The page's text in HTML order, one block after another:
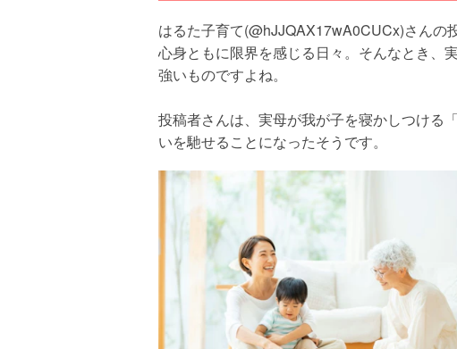
はるた子育て(@hJJQAX17wA0CUCx)さんの
心身ともに限界を感じる日々。そんなとき、
強いものですよね。
投稿者さんは、実母が我が子を寝かしつける
いを馳せることになったそうです。